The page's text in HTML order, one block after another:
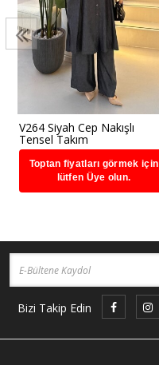
V264 Siyah Cep Nakışlı
Tensel Takım
Toptan fiyatları görmek için
lütfen Üye olun.
Bizi Takip Edin